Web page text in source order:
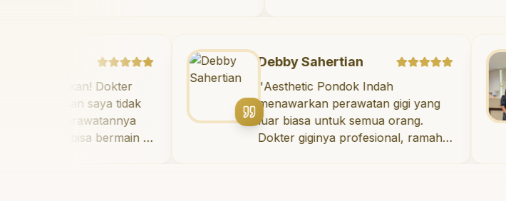
Dokter
dan saya tidak
Perawatannya
bisa bermain di
Debby Sahertian
"Aesthetic Pondok Indah
menawarkan perawatan gigi yang
luar biasa untuk semua orang.
Dokter giginya profesional, ramah,